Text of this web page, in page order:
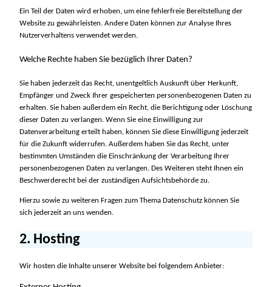
Ein Teil der Daten wird erhoben, um eine fehlerfreie Bereitstellung der
Website zu gewährleisten. Andere Daten können zur Analyse Ihres
Nutzerverhaltens verwendet werden.
Welche Rechte haben Sie bezüglich Ihrer Daten?
Sie haben jederzeit das Recht, unentgeltlich Auskunft über Herkunft,
Empfänger und Zweck Ihrer gespeicherten personenbezogenen Daten zu
erhalten. Sie haben außerdem ein Recht, die Berichtigung oder Löschung
dieser Daten zu verlangen. Wenn Sie eine Einwilligung zur
Datenverarbeitung erteilt haben, können Sie diese Einwilligung jederzeit
für die Zukunft widerrufen. Außerdem haben Sie das Recht, unter
bestimmten Umständen die Einschränkung der Verarbeitung Ihrer
personenbezogenen Daten zu verlangen. Des Weiteren steht Ihnen ein
Beschwerderecht bei der zuständigen Aufsichtsbehörde zu.
Hierzu sowie zu weiteren Fragen zum Thema Datenschutz können Sie
sich jederzeit an uns wenden.
2. Hosting
Wir hosten die Inhalte unserer Website bei folgendem Anbieter: